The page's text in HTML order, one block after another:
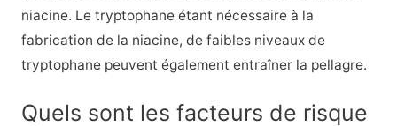
niacine. Le tryptophane étant nécessaire à la
fabrication de la niacine, de faibles niveaux de
tryptophane peuvent également entraîner la pellagre.
Quels sont les facteurs de risque